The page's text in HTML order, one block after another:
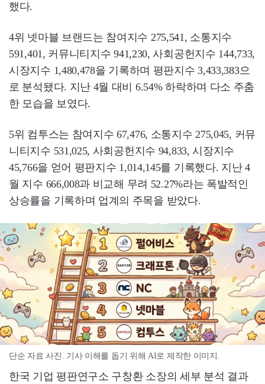
했다.
4위 넷마블 브랜드는 참여지수 275,541, 소통지수
591,401, 커뮤니티지수 941,230, 사회공헌지수 144,733,
시장지수 1,480,478을 기록하며 평판지수 3,433,383으
로 분석됐다. 지난 4월 대비 6.54% 하락하며 다소 주춤
한 모습을 보였다.
5위 컴투스는 참여지수 67,476, 소통지수 275,045, 커뮤
니티지수 531,025, 사회공헌지수 94,833, 시장지수
45,766을 얻어 평판지수 1,014,145를 기록했다. 지난 4
월 지수 666,008과 비교해 무려 52.27%라는 폭발적인
상승률을 기록하며 업계의 주목을 받았다.
단순 자료 사진. 기사 이해를 돕기 위해 AI로 제작한 이미지.
한국 기업 평판연구소 구창환 소장의 세부 분석 결과